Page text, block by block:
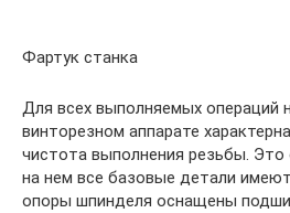
Фартук станка
Для всех выполняемых операций
винторезном аппарате
чистота выполнения резьбы. Это
на нем все базовые детали
опоры шпинделя оснащены